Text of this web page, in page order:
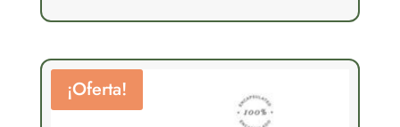
desde
62,00€
¡Oferta!